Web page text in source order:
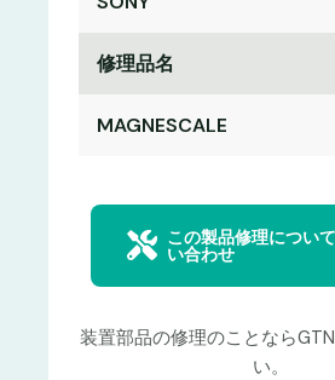
修理品名
MAGNESCALE
この製品修理につい
い合わせ
装置部品の修理のことなら
い。